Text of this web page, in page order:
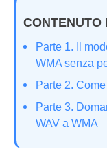
CONTENUTO
Parte 1. Il
WMA senza
Parte 2.
Parte 3.
WAV a WMA